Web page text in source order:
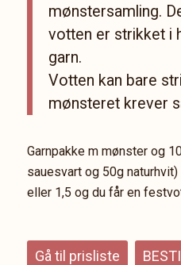
mønstersamling.
votten er strikket i
garn.
Votten kan bare
mønsteret krever
Garnpakke m mønster og
sauesvart og 50g
eller 1,5 og du får en
Gå til prisliste